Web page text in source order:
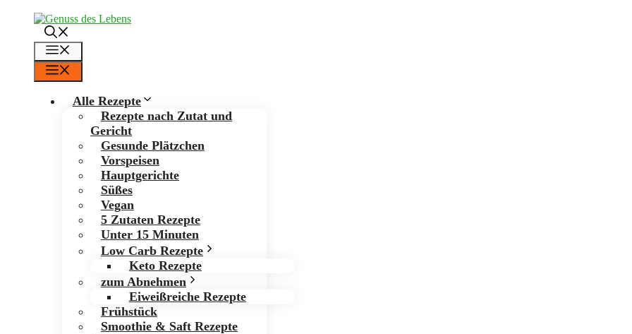
Alle Rezepte
Rezepte nach Zutat und
Gericht
Gesunde Plätzchen
Vorspeisen
Hauptgerichte
Süßes
Vegan
5 Zutaten Rezepte
Unter 15 Minuten
Low Carb Rezepte
Keto Rezepte
zum Abnehmen
Eiweißreiche Rezepte
Frühstück
Smoothie & Saft Rezepte